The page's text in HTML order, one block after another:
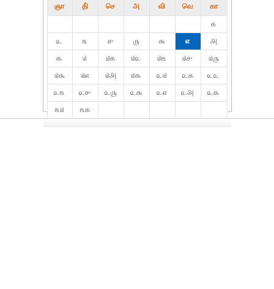
ஞா தி் செ அ வி வெ கா
௧
௨
௩ ௪ ௫ ௬ ௭
௮
௯
௰ ௰௧ ௰௨ ௰௩ ௰௪
௰௫
௰௬
௰௭ ௰௮ ௰௯ ௨௰ ௨௧
௨௨
௨௩
௨௪ ௨௫ ௨௬ ௨௭ ௨௮
௨௯
௩௰
௩௧